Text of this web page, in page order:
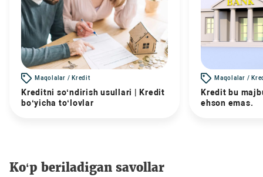
Maqolalar / Kredit
Kreditni so‘ndirish usullari | Kredit
bo‘yicha to‘lovlar
Maqolalar /
Kredit bu
ehson emas.
Ko‘p beriladigan savollar